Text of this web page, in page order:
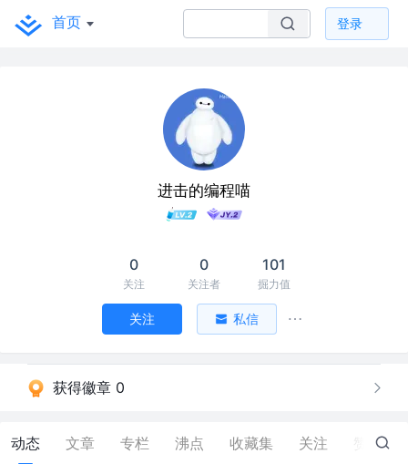
首页 登录
进击的编程喵
0
关注
0
关注者
101
掘力值
关注 私信
获得徽章 0
动态 文章 专栏 沸点 收藏集 关注 10